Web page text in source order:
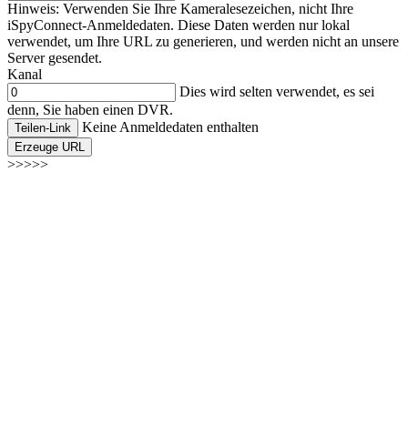
Hinweis: Verwenden Sie Ihre Kameralesezeichen, nicht Ihre
iSpyConnect-Anmeldedaten. Diese Daten werden nur lokal
verwendet, um Ihre URL zu generieren, und werden nicht an unsere
Server gesendet.
Kanal
Dies wird selten verwendet, es sei
denn, Sie haben einen DVR.
Teilen-Link Keine Anmeldedaten enthalten
Erzeuge URL
>>>>>